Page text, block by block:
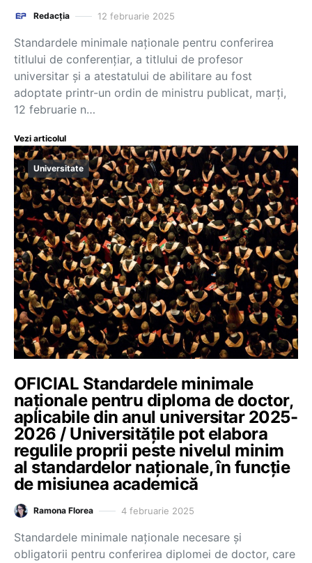
Redacția 12 februarie 2025
Standardele minimale naționale pentru conferirea
titlului de conferențiar, a titlului de profesor
universitar și a atestatului de abilitare au fost
adoptate printr-un ordin de ministru publicat, marți,
12 februarie n…
Vezi articolul
Universitate
OFICIAL Standardele minimale
naționale pentru diploma de doctor,
aplicabile din anul universitar 2025-
2026 / Universitățile pot elabora
regulile proprii peste nivelul minim
al standardelor naționale, în funcție
de misiunea academică
Ramona Florea 4 februarie 2025
Standardele minimale naționale necesare și
obligatorii pentru conferirea diplomei de doctor, care